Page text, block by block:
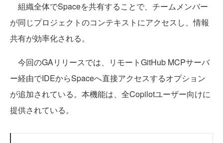
組織全体でSpaceを共有することで、チームメンバー
が同じプロジェクトのコンテキストにアクセスし、情報
共有が効率化される。
今回のGAリリースでは、リモートGitHub MCPサーバ
ー経由でIDEからSpaceへ直接アクセスするオプション
が追加されている。本機能は、全Copilotユーザー向けに
提供されている。